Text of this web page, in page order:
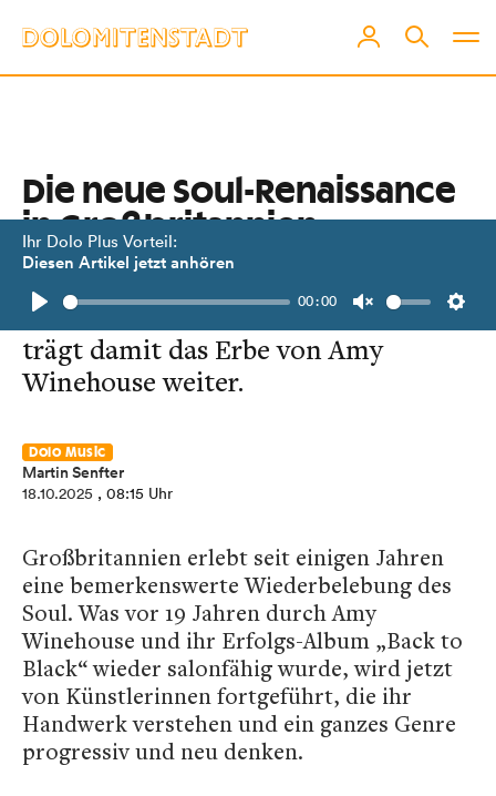
Ihr Dolo Plus Vorteil:
Diesen Artikel jetzt anhören
Play
00:00
Unmute
Die neue Soul-Renaissance
in Großbritannien
Eine junge Generation von
Künstlerinnen definiert Soul neu und
trägt damit das Erbe von Amy
Winehouse weiter.
Dolo Music
Martin Senfter
18.10.2025 , 08:15 Uhr
Großbritannien erlebt seit einigen Jahren
eine bemerkenswerte Wiederbelebung des
Soul. Was vor 19 Jahren durch Amy
Winehouse und ihr Erfolgs-Album „Back to
Black“ wieder salonfähig wurde, wird jetzt
von Künstlerinnen fortgeführt, die ihr
Handwerk verstehen und ein ganzes Genre
progressiv und neu denken.